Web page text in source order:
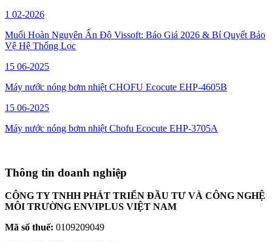
1 02-2026
Muối Hoàn Nguyên Ấn Độ Vissoft: Báo Giá 2026 & Bí Quyết Bảo
Vệ Hệ Thống Lọc
15 06-2025
Máy nước nóng bơm nhiệt CHOFU Ecocute EHP-4605B
15 06-2025
Máy nước nóng bơm nhiệt Chofu Ecocute EHP-3705A
Thông tin doanh nghiệp
CÔNG TY TNHH PHÁT TRIỂN ĐẦU TƯ VÀ CÔNG NGHỆ
MÔI TRƯỜNG ENVIPLUS VIỆT NAM
Mã số thuế: 0109209049